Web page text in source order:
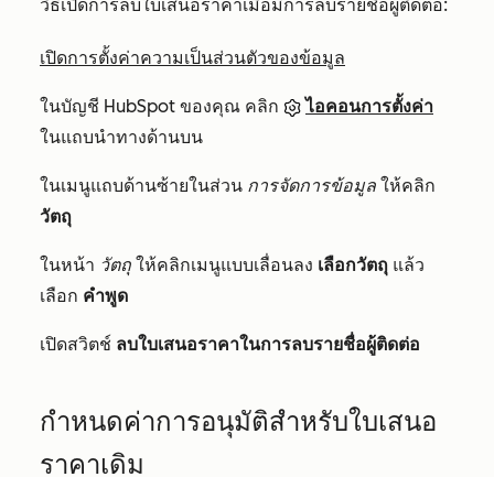
วิธีเปิดการลบใบเสนอราคาเมื่อมีการลบรายชื่อผู้ติดต่อ:
เปิดการตั้งค่าความเป็นส่วนตัวของข้อมูล
ในบัญชี HubSpot ของคุณ คลิก
ไอคอนการตั้งค่า
ในแถบนำทางด้านบน
ในเมนูแถบด้านซ้ายในส่วน การจัดการข้อมูล ให้คลิก
วัตถุ
ในหน้า วัตถุ ให้คลิกเมนูแบบเลื่อนลง เลือกวัตถุ แล้ว
เลือก คำพูด
เปิดสวิตช์ ลบใบเสนอราคาในการลบรายชื่อผู้ติดต่อ
กำหนดค่าการอนุมัติสำหรับใบเสนอ
ราคาเดิม